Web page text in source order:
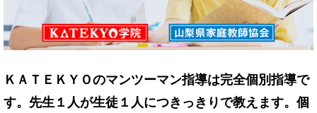
ＫＡＴＥＫＹＯのマンツーマン指導は完全個別指導で
す。先生１人が生徒１人につきっきりで教えます。個